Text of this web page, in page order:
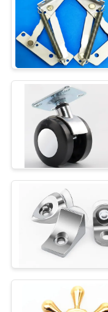
NOUS
VISITE
D'USINE
CONTRÔLE
QUALITÉ
CONTACTEZ-
NOUS
DEMANDEZ
UNE
CITATION